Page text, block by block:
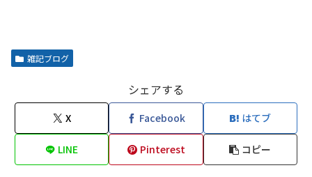
雑記ブログ
シェアする
X Facebook はてブ
LINE Pinterest コピー